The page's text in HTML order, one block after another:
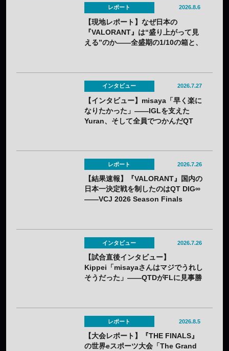
レポート 2026.8.6
【現地レポート】なぜ日本の
『VALORANT』は“盛り上がって見
える”のか——全盛期の1/10の箱と、
インタビュー 2026.7.27
【インタビュー】misaya「早く楽に
なりたかった」——IGLを支えた
Yuran、そして全員でつかんだQT
レポート 2026.7.26
【結果速報】『VALORANT』国内の
日本一決定戦を制したのはQT DIG∞
——VCJ 2026 Season Finals
インタビュー 2026.7.26
【試合直後インタビュー】
Kippei「misayaさんはマジでうれし
そうだった」――QTDがFLに見事勝
レポート 2026.8.5
【大会レポート】『THE FINALS』
の世界eスポーツ大会「The Grand